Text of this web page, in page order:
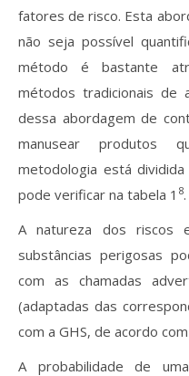
fatores de risco. Esta
não seja possível
método é bastante
métodos tradicionais de
dessa abordagem de
manusear produtos
metodologia está
pode verificar na tabela 1 8.
A natureza dos riscos
substâncias perigosas
com as chamadas
(adaptadas das
com a GHS, de acordo
A probabilidade de